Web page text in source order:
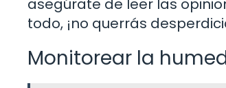
asegúrate de leer las
todo, ¡no querrás
Monitorear la